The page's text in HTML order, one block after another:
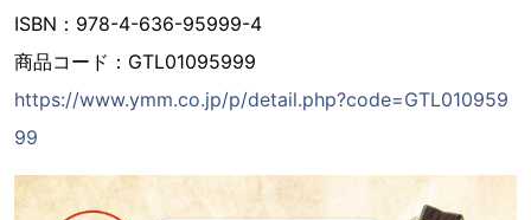
ISBN：978-4-636-95999-4
商品コード：GTL01095999
https://www.ymm.co.jp/p/detail.php?code=GTL010959
99